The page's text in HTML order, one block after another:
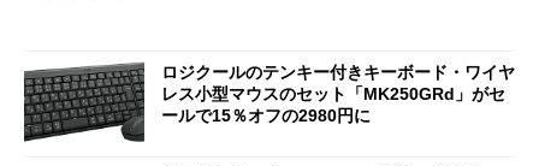
ロジクールのテンキー付きキーボード・ワイヤ
レス小型マウスのセット「MK250GRd」がセ
ールで15％オフの2980円に